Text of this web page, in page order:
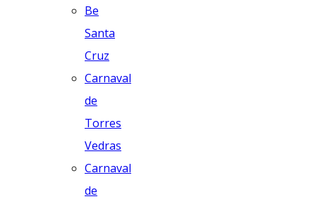
Be
Santa
Cruz
Carnaval
de
Torres
Vedras
Carnaval
de